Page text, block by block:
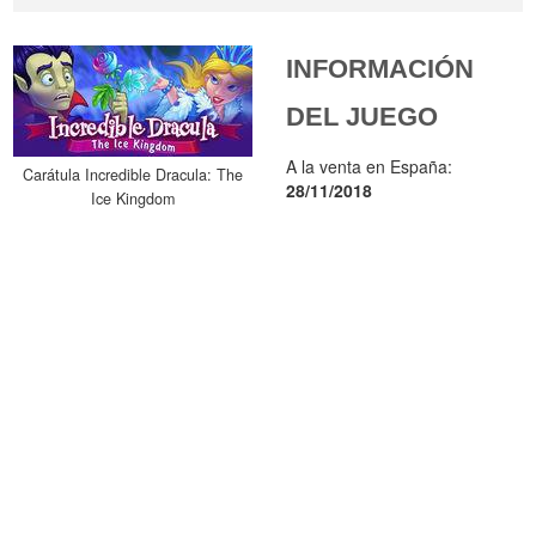
Carátula Incredible Dracula: The
Ice Kingdom
INFORMACIÓN
DEL JUEGO
A la venta en España:
28/11/2018